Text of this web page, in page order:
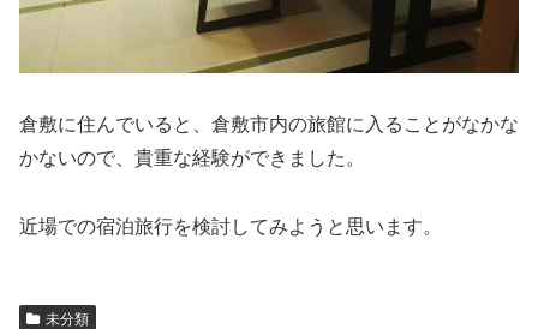
倉敷に住んでいると、倉敷市内の旅館に入ることがなかな
かないので、貴重な経験ができました。
近場での宿泊旅行を検討してみようと思います。
未分類